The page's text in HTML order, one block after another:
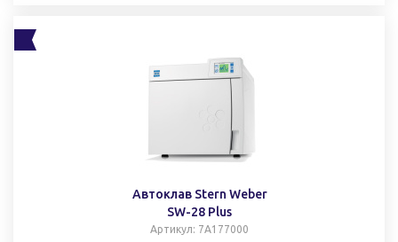
Автоклав Stern Weber
SW-28 Plus
Артикул: 7A177000